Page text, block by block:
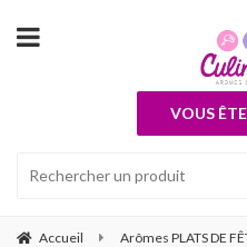
VOUS
Accueil Arômes PLATS DE